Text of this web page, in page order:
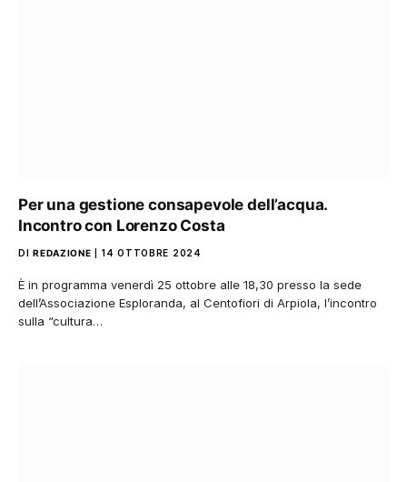
Per una gestione consapevole dell’acqua.
Incontro con Lorenzo Costa
DI REDAZIONE 14 OTTOBRE 2024
È in programma venerdì 25 ottobre alle 18,30 presso la sede
dell’Associazione Esploranda, al Centofiori di Arpiola, l’incontro
sulla “cultura…